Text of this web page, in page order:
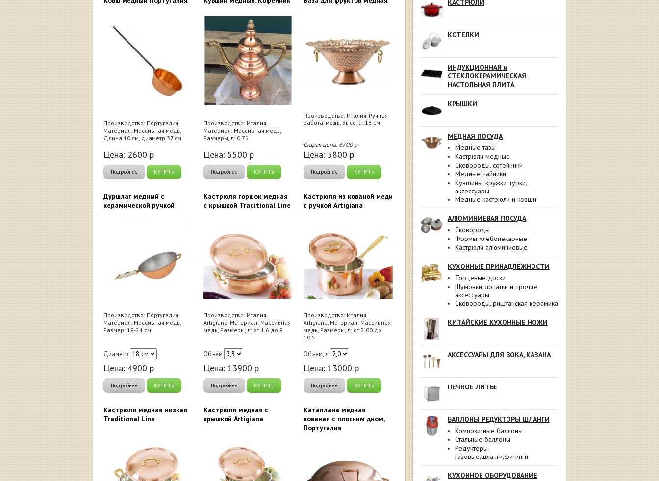
КАСТРЮЛИ
КОТЕЛКИ
ИНДУКЦИОННАЯ и
СТЕКЛОКЕРАМИЧЕСКАЯ
НАСТОЛЬНАЯ ПЛИТА
КРЫШКИ
МЕДНАЯ ПОСУДА
Медные тазы
Кастрюли медные
Сковороды, сотейники
Медные чайники
Кувшины, кружки, турки,
аксессуары
Медные кастрюли и ковши
АЛЮМИНИЕВАЯ ПОСУДА
Сковороды
Формы хлебопекарные
Кастрюли алюминиевые
КУХОННЫЕ ПРИНАДЛЕЖНОСТИ
Торцевые доски
Шумовки, лопатки и прочие
аксессуары
Сковороды, риштанская керамика
КИТАЙСКИЕ КУХОННЫЕ НОЖИ
АКСЕССУАРЫ ДЛЯ ВОКА, КАЗАНА
ПЕЧНОЕ ЛИТЬЕ
БАЛЛОНЫ РЕДУКТОРЫ ШЛАНГИ
Композитные баллоны
Стальные баллоны
Редукторы
газовые,шланги,фитинги
КУХОННОЕ ОБОРУДОВАНИЕ
Производство: Португалия,
Материал: Массивная медь,
Длина 10 см, диаметр 37 см
Цена: 2600 р
Подробнее КУПИТЬ
Производство: Италия,
Материал: Массивная медь,
Размеры, л: 0,75
Цена: 5500 р
Подробнее КУПИТЬ
Производство: Италия, Ручная
работа, медь, Высота: 18 см
Старая цена:6700р
Цена: 5800 р
Подробнее КУПИТЬ
Дуршлаг медный с
керамической ручкой
Производство: Португалия,
Материал: Массивная медь,
Размер: 18-24 см
Диаметр
Цена: 4900 р
Подробнее КУПИТЬ
Кастрюля горшок медная
с крышкой Traditional Line
Производство: Италия,
Artigiana, Материал: Массивная
медь, Размеры, л: от 1,6 до 8
Объем
Цена: 13900 р
Подробнее КУПИТЬ
Кастрюля из кованой меди
с ручкой Artigiana
Производство: Италия,
Artigiana, Материал: Массивная
медь, Размеры, л: от 2,00 до
10,5
Объем, л
Цена: 13000 р
Подробнее КУПИТЬ
Кастрюля медная низкая
Traditional Line
Кастрюля медная с
крышкой Artigiana
Катаплана медная
кованая с плоским дном,
Португалия